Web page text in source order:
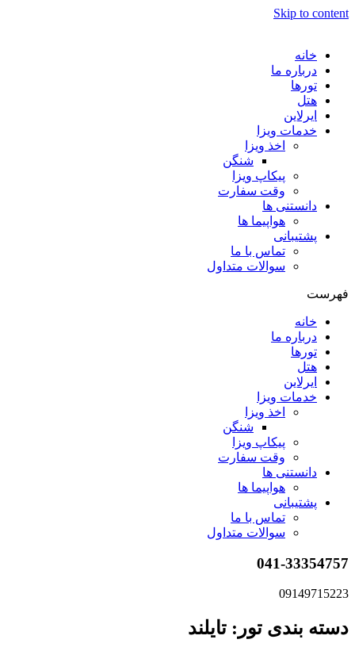
Skip to content
خانه
درباره ما
تورها
هتل
ایرلاین
خدمات ویزا
اخذ ویزا
شنگن
پیکاپ ویزا
وقت سفارت
دانستنی ها
هواپیما ها
پشتیبانی
تماس با ما
سوالات متداول
فهرست
خانه
درباره ما
تورها
هتل
ایرلاین
خدمات ویزا
اخذ ویزا
شنگن
پیکاپ ویزا
وقت سفارت
دانستنی ها
هواپیما ها
پشتیبانی
تماس با ما
سوالات متداول
041-33354757
09149715223
دسته بندی تور: تایلند